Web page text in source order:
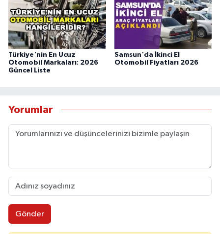
Türkiye'nin En Ucuz
Otomobil Markaları: 2026
Güncel Liste
Samsun'da İkinci El
Otomobil Fiyatları 2026
Yorumlar
Gönder